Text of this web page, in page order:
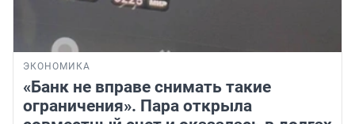
ЭКОНОМИКА
«Банк не вправе снимать такие
ограничения». Пара открыла